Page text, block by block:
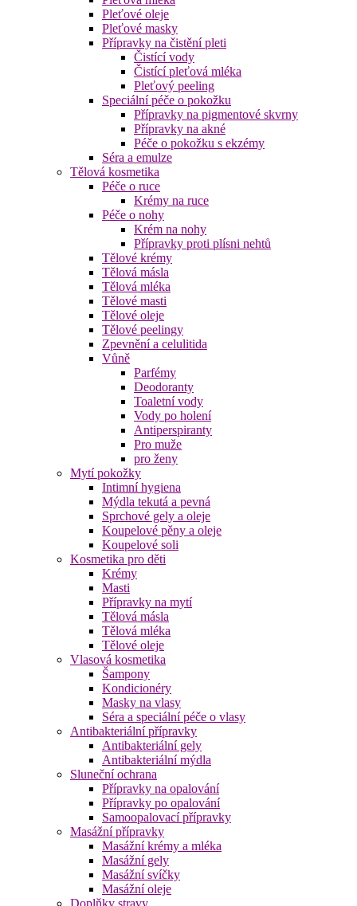
Pleťové oleje
Pleťové masky
Přípravky na čistění pleti
Čistící vody
Čistící pleťová mléka
Pleťový peeling
Speciální péče o pokožku
Přípravky na pigmentové skvrny
Přípravky na akné
Péče o pokožku s ekzémy
Séra a emulze
Tělová kosmetika
Péče o ruce
Krémy na ruce
Péče o nohy
Krém na nohy
Přípravky proti plísni nehtů
Tělové krémy
Tělová másla
Tělová mléka
Tělové masti
Tělové oleje
Tělové peelingy
Zpevnění a celulitida
Vůně
Parfémy
Deodoranty
Toaletní vody
Vody po holení
Antiperspiranty
Pro muže
pro ženy
Mytí pokožky
Intimní hygiena
Mýdla tekutá a pevná
Sprchové gely a oleje
Koupelové pěny a oleje
Koupelové soli
Kosmetika pro děti
Krémy
Masti
Přípravky na mytí
Tělová másla
Tělová mléka
Tělové oleje
Vlasová kosmetika
Šampony
Kondicionéry
Masky na vlasy
Séra a speciální péče o vlasy
Antibakteriální přípravky
Antibakteriální gely
Antibakteriální mýdla
Sluneční ochrana
Přípravky na opalování
Přípravky po opalování
Samoopalovací přípravky
Masážní přípravky
Masážní krémy a mléka
Masážní gely
Masážní svíčky
Masážní oleje